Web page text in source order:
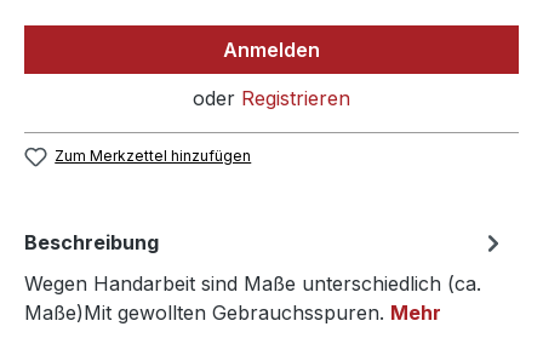
Anmelden
oder Registrieren
Zum Merkzettel hinzufügen
Beschreibung
Wegen Handarbeit sind Maße unterschiedlich (ca.
Maße)Mit gewollten Gebrauchsspuren. Mehr